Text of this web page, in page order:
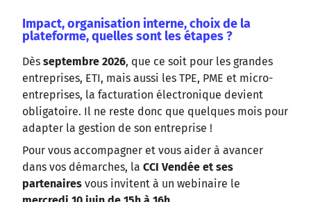
Impact, organisation interne, choix de la
plateforme, quelles sont les étapes ?
Dès septembre 2026, que ce soit pour les grandes
entreprises, ETI, mais aussi les TPE, PME et micro-
entreprises, la facturation électronique devient
obligatoire. Il ne reste donc que quelques mois pour
adapter la gestion de son entreprise !
Pour vous accompagner et vous aider à avancer
dans vos démarches, la CCI Vendée et ses
partenaires vous invitent à un webinaire le